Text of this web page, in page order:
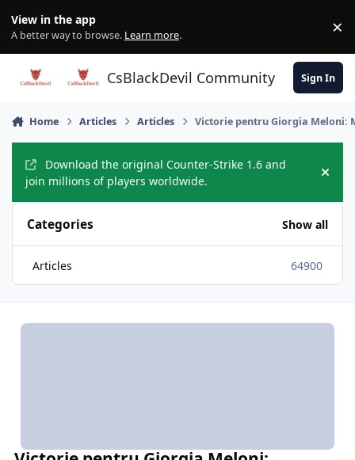
View in the app
A better way to browse. Learn more. ×
CsBlackDevil Community Sign In
Home Articles Articles Victorie pentru Giorgia Meloni:
Download the original Counter-Strike 1.6 and
join millions of players worldwide.
Hide
Categories Show all
Articles 64900